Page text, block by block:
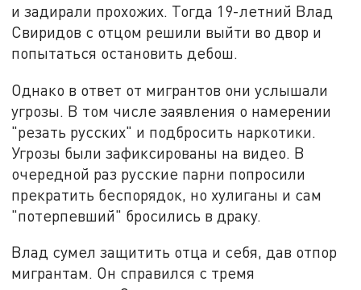
и задирали прохожих. Тогда 19-летний Влад
Свиридов с отцом решили выйти во двор и
попытаться остановить дебош.
Однако в ответ от мигрантов они услышали
угрозы. В том числе заявления о намерении
"резать русских" и подбросить наркотики.
Угрозы были зафиксированы на видео. В
очередной раз русские парни попросили
прекратить беспорядок, но хулиганы и сам
"потерпевший" бросились в драку.
Влад сумел защитить отца и себя, дав отпор
мигрантам. Он справился с тремя